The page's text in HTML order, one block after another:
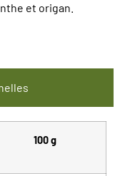
et origan.
100 g